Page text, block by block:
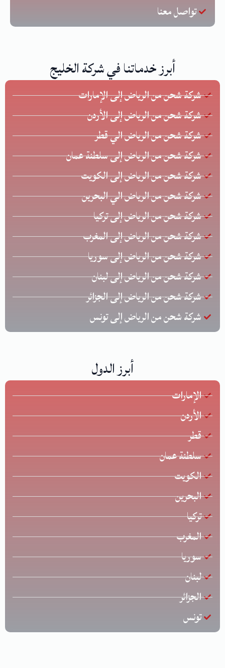
تواصل معنا
أبرز خدماتنا في شركة الخليج
شركة شحن من الرياض إلى الإمارات
شركة شحن من الرياض إلى الأردن
شركة شحن من الرياض الي قطر
شركة شحن من الرياض إلى سلطنة عمان
شركة شحن من الرياض إلى الكويت
شركة شحن من الرياض الي البحرين
شركة شحن من الرياض إلى تركيا
شركة شحن من الرياض إلى المغرب
شركة شحن من الرياض إلى سوريا
شركة شحن من الرياض إلى لبنان
شركة شحن من الرياض إلى الجزائر
شركة شحن من الرياض إلى تونس
أبرز الدول
الإمارات
الأردن
قطر
سلطنة عمان
الكويت
البحرين
تركيا
المغرب
سوريا
لبنان
الجزائر
تونس